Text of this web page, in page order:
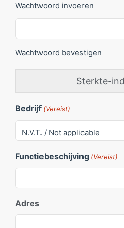
Wachtwoord invoeren
Wachtwoord bevestigen
Sterkte-
Bedrijf (Vereist)
Functiebeschijving (Vereist)
Adres